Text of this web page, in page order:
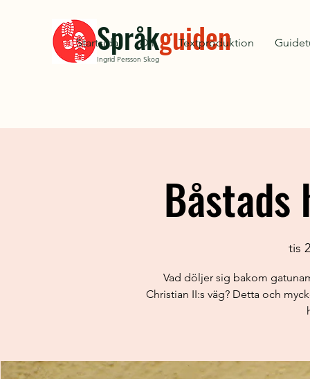
Språkguiden
Ingrid Persson Skog
Startsida Om Textproduktion
tis
Vad döljer sig bakom
Christian II:s väg? Detta och